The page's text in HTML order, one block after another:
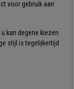
voor gebruik aan
u kan degene kiezen
stijl is tegelijkertijd